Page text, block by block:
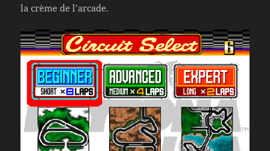
la crème de l’arcade.